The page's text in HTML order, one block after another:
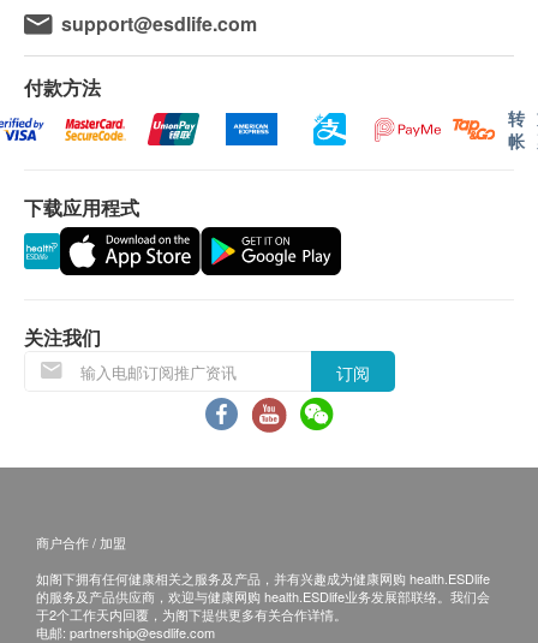
support@esdlife.com
付款方法
转
帐
下载应用程式
关注我们
订阅
商户合作 / 加盟
如阁下拥有任何健康相关之服务及产品，并有兴趣成为健康网购 health.ESDlife
的服务及产品供应商，欢迎与健康网购 health.ESDlife业务发展部联络。我们会
于2个工作天内回覆，为阁下提供更多有关合作详情。
电邮: partnership@esdlife.com